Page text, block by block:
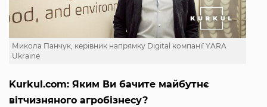
Микола Панчук, керівник напрямку Digital компанії YARA
Ukraine
Kurkul.com: Яким Ви бачите майбутнє
вітчизняного агробізнесу?